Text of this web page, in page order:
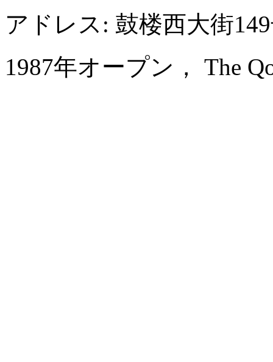
アドレス: 鼓楼西大街
1987年オープン， The